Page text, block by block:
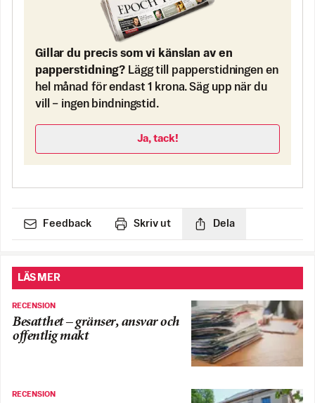
Gillar du precis som vi känslan av en
papperstidning? Lägg till papperstidningen en
hel månad för endast 1 krona. Säg upp när du
vill – ingen bindningstid.
Ja, tack!
Feedback Skriv ut Dela
LÄS MER
RECENSION
Besatthet – gränser, ansvar och
offentlig makt
RECENSION